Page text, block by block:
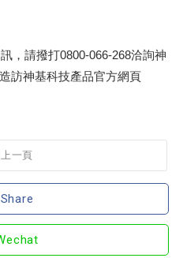
，請撥打0800-066-268洽詢神
訪神基科技產品官方網頁
一頁
Share